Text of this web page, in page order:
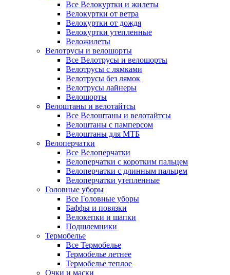
Все Велокуртки и жилеты
Велокуртки от ветра
Велокуртки от дождя
Велокуртки утепленные
Веложилеты
Велотрусы и велошорты
Все Велотрусы и велошорты
Велотрусы с лямками
Велотрусы без лямок
Велотрусы лайнеры
Велошорты
Велоштаны и велотайтсы
Все Велоштаны и велотайтсы
Велоштаны с памперсом
Велоштаны для МТБ
Велоперчатки
Все Велоперчатки
Велоперчатки с коротким пальцем
Велоперчатки с длинным пальцем
Велоперчатки утепленные
Головные уборы
Все Головные уборы
Баффы и повязки
Велокепки и шапки
Подшлемники
Термобелье
Все Термобелье
Термобелье летнее
Термобелье теплое
Очки и маски